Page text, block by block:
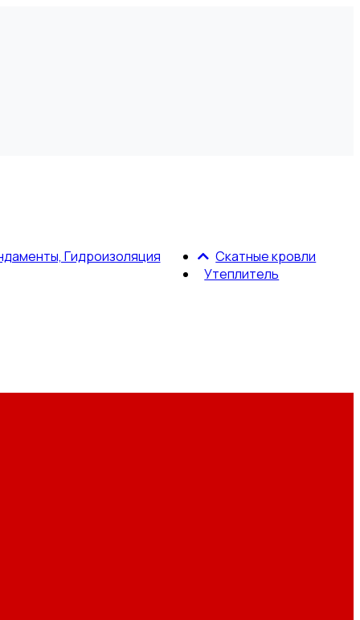
Гидроизоляция
Скатные кровли
Утеплитель